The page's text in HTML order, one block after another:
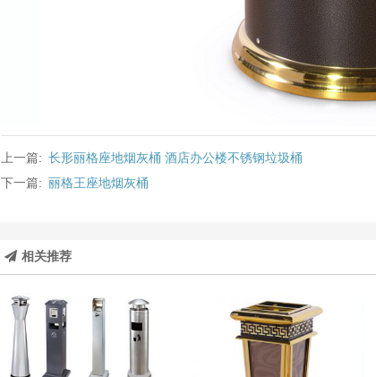
上一篇: 长形丽格座地烟灰桶 酒店办公楼不锈钢垃圾桶
下一篇: 丽格王座地烟灰桶
相关推荐